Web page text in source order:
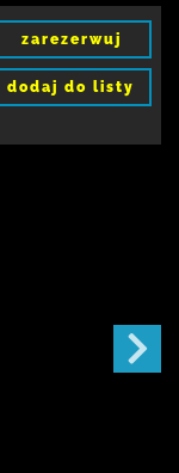
zarezerwuj
dodaj do listy